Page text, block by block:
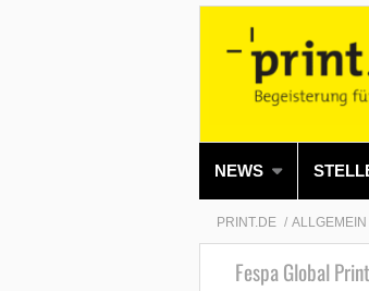
NEWS
PRINT.DE ALLGEMEIN
Fespa Global